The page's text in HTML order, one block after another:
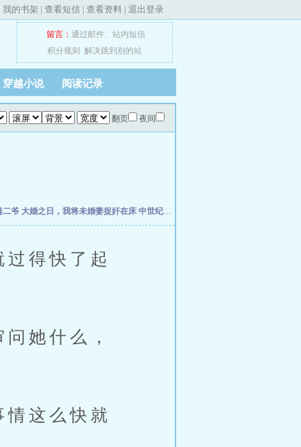
我的书架 | 查看短信 | 查看资料 | 退出登录
留言： 通过邮件、 站内短信
积分规则
解决跳到别的站
穿越小说 阅读记录
翻页 夜间
二爷 大婚之日，我将未婚妻捉奸在床 中世纪崛起
得快了起
她什么，
这么快就